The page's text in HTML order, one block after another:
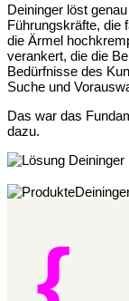
Deininger löst
Führungskräfte, die
die Ärmel
verankert, die die
Bedürfnisse des
Suche und
Das war das
dazu.